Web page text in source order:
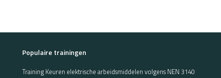
Populaire trainingen
Training Keuren elektrische arbeidsmiddelen volgens NEN 3140